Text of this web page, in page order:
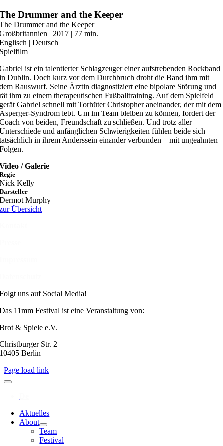
Zum
Inhalt
springen
The Drummer and the Keeper
The Drummer and the Keeper
Großbritannien | 2017 | 77 min.
Englisch | Deutsch
Spielfilm
Gabriel ist ein talentierter Schlagzeuger einer aufstrebenden Rockband
in Dublin. Doch kurz vor dem Durchbruch droht die Band ihm mit
dem Rauswurf. Seine Ärztin diagnostiziert eine bipolare Störung und
rät ihm zu einem therapeutischen Fußballtraining. Auf dem Spielfeld
gerät Gabriel schnell mit Torhüter Christopher aneinander, der mit dem
Asperger-Syndrom lebt. Um im Team bleiben zu können, fordert der
Coach von beiden, Freundschaft zu schließen. Und trotz aller
Unterschiede und anfänglichen Schwierigkeiten fühlen beide sich
tatsächlich in ihrem Anderssein einander verbunden – mit ungeahnten
Folgen.
Video / Galerie
Regie
Nick Kelly
Darsteller
Dermot Murphy
zur Übersicht
Folgt uns auf Social Media!
Das 11mm Festival ist eine Veranstaltung von:
Brot & Spiele e.V.
Christburger Str. 2
10405 Berlin
Page load link
Aktuelles
About
Team
Festival